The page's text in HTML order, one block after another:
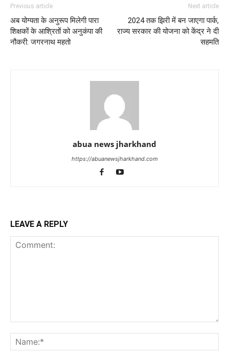
Previous article
अब योग्यता के अनुरूप मिलेगी पारा
शिक्षकों के आश्रितों को अनुकंपा की
नौकरी: जगरनाथ महतो
Next article
2024 तक झिरी में बन जाएगा पार्क,
राज्य सरकार की योजना को केंद्र ने दी
सहमति
abua news jharkhand
https://abuanewsjharkhand.com
LEAVE A REPLY